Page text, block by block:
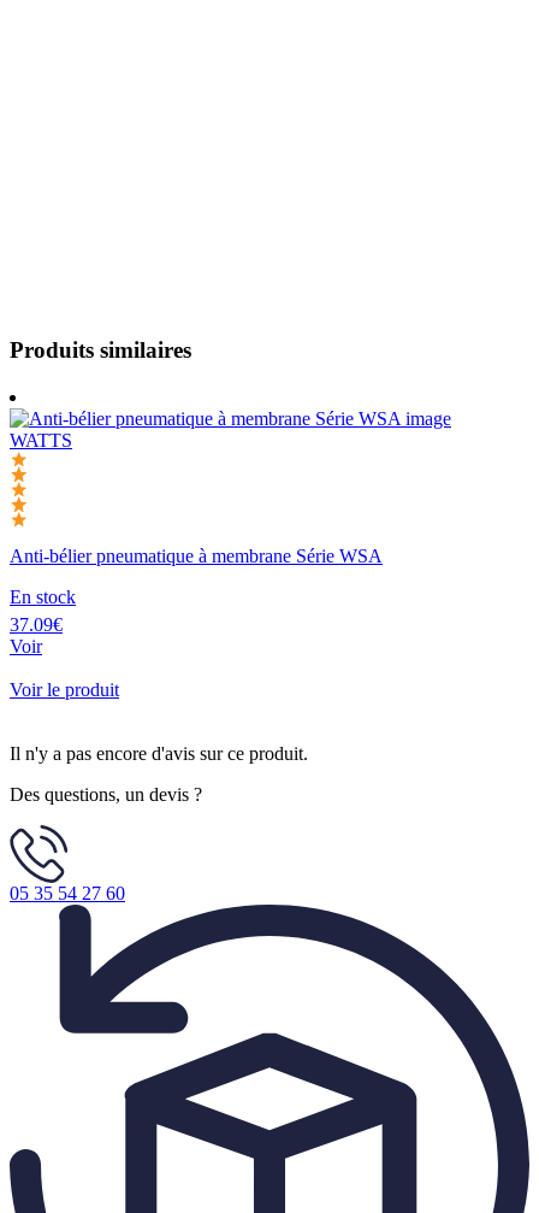
Produits similaires
WATTS
Anti-bélier pneumatique à membrane Série WSA
En stock
37.09€
Voir
Voir le produit
Il n'y a pas encore d'avis sur ce produit.
Des questions, un devis ?
05 35 54 27 60